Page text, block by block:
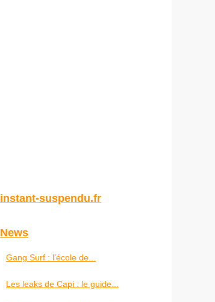
instant-suspendu.fr
News
Gang Surf : l’école de...
Les leaks de Capi : le guide...